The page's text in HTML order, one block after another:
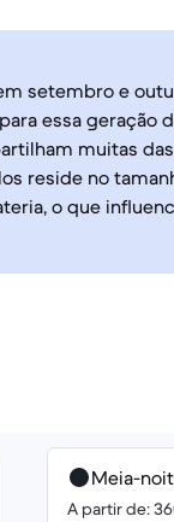
setembro e
essa geração
muitas
reside no
o que
Meia-
A partir de: